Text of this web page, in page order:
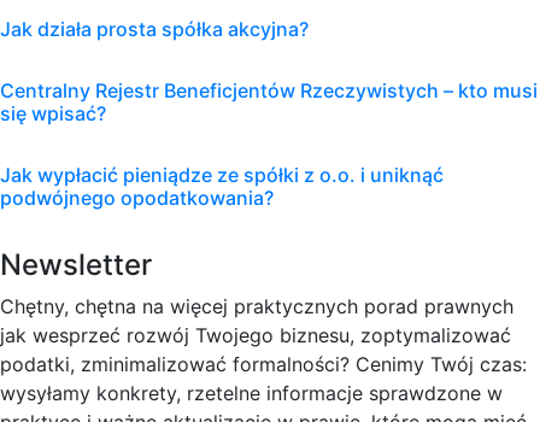
Jak działa prosta spółka akcyjna?
Centralny Rejestr Beneficjentów Rzeczywistych – kto musi
się wpisać?
Jak wypłacić pieniądze ze spółki z o.o. i uniknąć
podwójnego opodatkowania?
Newsletter
Chętny, chętna na więcej praktycznych porad prawnych
jak wesprzeć rozwój Twojego biznesu, zoptymalizować
podatki, zminimalizować formalności? Cenimy Twój czas:
wysyłamy konkrety, rzetelne informacje sprawdzone w